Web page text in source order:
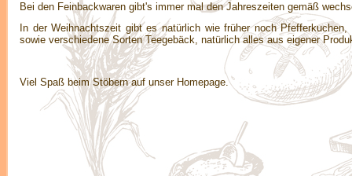
Bei den Feinbackwaren gibt's immer mal den Jahreszeiten gemäß
In der Weihnachtszeit gibt es natürlich wie früher noch
sowie verschiedene Sorten Teegebäck, natürlich alles aus eigener
Viel Spaß beim Stöbern auf unser Homepage.